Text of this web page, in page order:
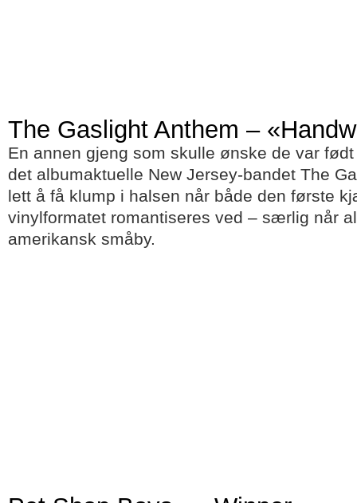
The Gaslight Anthem –
En annen gjeng som skulle ønske de var
det albumaktuelle New Jersey-bandet The
lett å få klump i halsen når både den første
vinylformatet romantiseres ved – særlig når
amerikansk småby.